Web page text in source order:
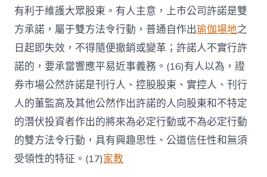
有利于維護大眾股東。有人主意，上市公司許諾是雙
方承諾，屬于雙方法令行動，普通自作出瑜伽場地之
日起即失效，不得隨便撤銷或變革；許諾人不實行許
諾的，要承當響應平易近事義務。(16)有人以為，證
券市場公然許諾是刊行人、控股股東、實控人、刊行
人的董監高及其他公然作出許諾的人向股東和不特定
的潛伏投資者作出的將來為必定行動或不為必定行動
的雙方法令行動，具有興趣思性、公道信任性和無須
受領性的特征。(17)家教